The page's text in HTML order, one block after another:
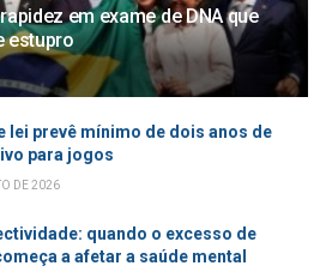
em exame de DNA que
estupro
lei prevê mínimo de dois anos de
para jogos
DE 2026
quando o excesso de
a afetar a saúde mental